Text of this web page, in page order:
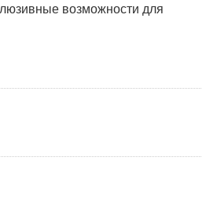
возможности для